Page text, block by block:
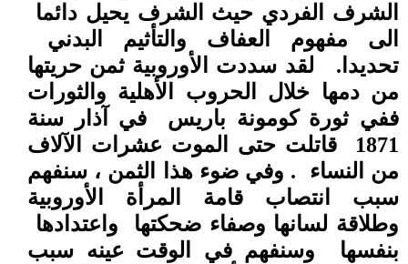
الشرف الفردي حيث الشرف يحيل دائما
الى مفهوم العفاف والتأثيم البدني
تحديدا.
لقد سددت الأوروبية ثمن حريتها
من دمها خلال الحروب الأهلية والثورات
ففي ثورة كومونة باريس
في آذار سنة
1871
قاتلت حتى الموت عشرات الآلاف
من النساء
. وفي ضوء هذا الثمن ، سنفهم
سبب انتصاب قامة المرأة الأوروبية
وطلاقة لسانها وصفاء ضحكتها
واعتدادها
بنفسها
وسنفهم في الوقت عينه سبب